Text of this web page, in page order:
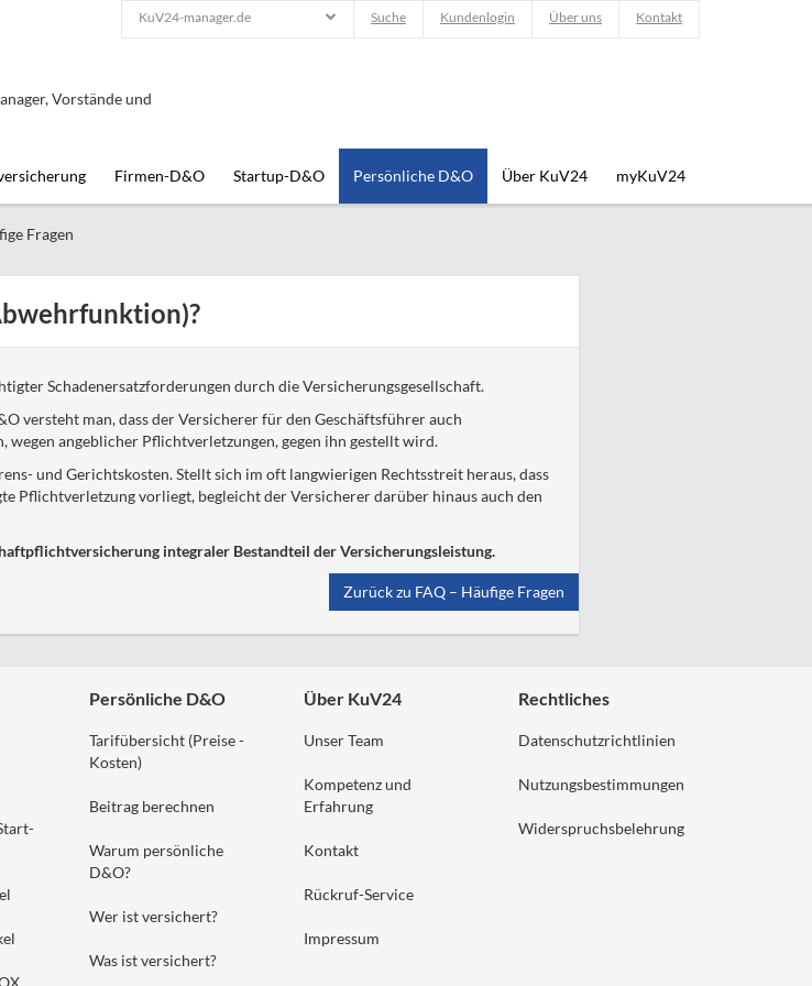
Vorstände und
KuV24-manager.de Suche Kundenlogin Über uns Kontakt
Firmen-D&O Startup-D&O Persönliche D&O Über KuV24 myKuV24
Fragen
Schadenersatzforderungen durch die Versicherungsgesellschaft.
versteht man, dass der Versicherer für den Geschäftsführer auch
wegen angeblicher Pflichtverletzungen, gegen ihn gestellt wird.
und Gerichtskosten. Stellt sich im oft langwierigen Rechtsstreit heraus, dass
Pflichtverletzung vorliegt, begleicht der Versicherer darüber hinaus auch den
integraler Bestandteil der Versicherungsleistung.
Zurück zu FAQ – Häufige Fragen
Persönliche D&O
Tarifübersicht (Preise -
Kosten)
Beitrag berechnen
Warum persönliche
D&O?
Wer ist versichert?
Was ist versichert?
Über KuV24
Unser Team
Kompetenz und
Erfahrung
Kontakt
Rückruf-Service
Impressum
Rechtliches
Datenschutzrichtlinien
Nutzungsbestimmungen
Widerspruchsbelehrung